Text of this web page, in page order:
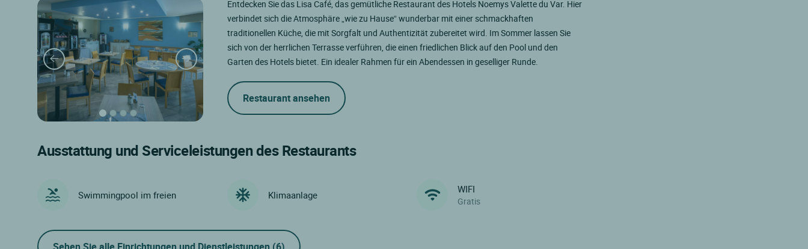
Entdecken Sie das Lisa Café, das gemütliche Restaurant des Hotels Noemys Valette du Var. Hier
verbindet sich die Atmosphäre „wie zu Hause“ wunderbar mit einer schmackhaften
traditionellen Küche, die mit Sorgfalt und Authentizität zubereitet wird. Im Sommer lassen Sie
sich von der herrlichen Terrasse verführen, die einen friedlichen Blick auf den Pool und den
Garten des Hotels bietet. Ein idealer Rahmen für ein Abendessen in geselliger Runde.
Restaurant ansehen
Ausstattung und Serviceleistungen des Restaurants
Swimmingpool im freien Klimaanlage WIFI
Gratis